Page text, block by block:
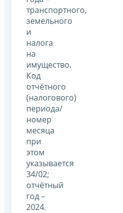
транспортного,
земельного
и
налога
на
имущество.
Код
отчётного
(налогового)
периода/
номер
месяца
при
этом
указывается
34/02;
отчётный
год –
2024.